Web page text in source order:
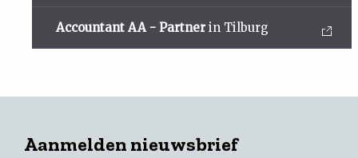
Accountant AA - Partner in Tilburg
Aanmelden nieuwsbrief